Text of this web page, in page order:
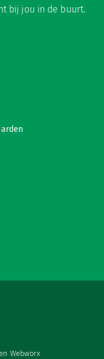
bij jou in de buurt.
Webworx